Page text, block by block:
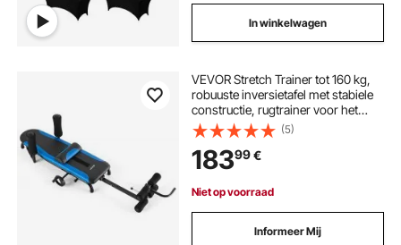
In winkelwagen
VEVOR Stretch Trainer tot 160 kg,
robuuste inversietafel met stabiele
constructie, rugtrainer voor het
verlichten van rug- en nekklachten,
rugstrekbank met handmatige
wielbediening, blauw/zwart
(5)
18399€
Niet op voorraad
Informeer Mij